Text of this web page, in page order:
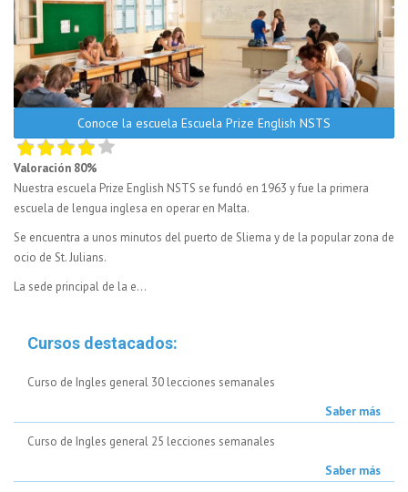
Conoce la escuela Escuela Prize English NSTS
Valoración 80%
Nuestra escuela Prize English NSTS se fundó en 1963 y fue la primera
escuela de lengua inglesa en operar en Malta.
Se encuentra a unos minutos del puerto de Sliema y de la popular zona de
ocio de St. Julians.
La sede principal de la e...
Cursos destacados:
Curso de Ingles general 30 lecciones semanales
Saber más
Curso de Ingles general 25 lecciones semanales
Saber más